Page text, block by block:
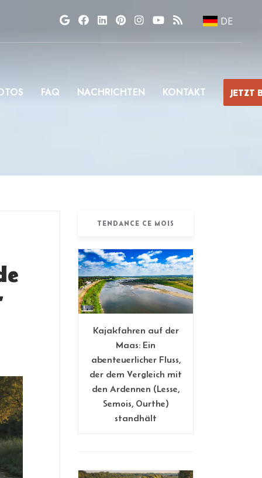
DE
FAQ NACHRICHTEN KONTAKT JETZT
TENDANCE CE MOIS
Kajakfahren auf der
Maas: Ein
abenteuerlicher Fluss,
der dem Vergleich mit
den Ardennen (Lesse,
Semois, Ourthe)
standhält